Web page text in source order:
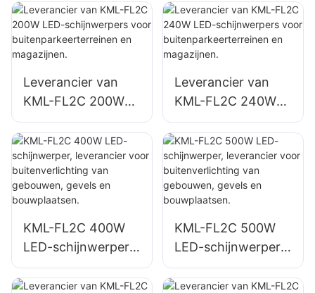
buitenreclamebord
en en grote
bewegwijzering.
buitenverlichting
van wanden en
terreinen.
Leverancier van
KML-FL2C 200W
LED-schijnwerpers
voor
buitenparkeerterrei
nen en magazijnen.
Leverancier van
KML-FL2C 240W
LED-schijnwerpers
voor
buitenparkeerterrei
nen en magazijnen.
KML-FL2C 400W
LED-schijnwerper,
leverancier voor
buitenverlichting
KML-FL2C 500W
LED-schijnwerper,
leverancier voor
buitenverlichting